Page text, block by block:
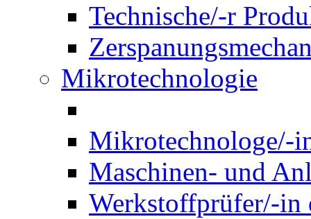
Technische/-r
Mikrotechnologie
Mikrotechnologe/-
Maschinen- und
Werkstoffprüfer/-in